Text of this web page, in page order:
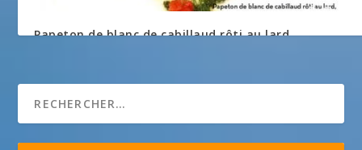
Papeton de blanc de cabillaud rôti au lard,